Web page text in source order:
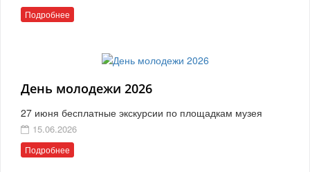
Подробнее
День молодежи 2026
27 июня бесплатные экскурсии по площадкам музея
15.06.2026
Подробнее